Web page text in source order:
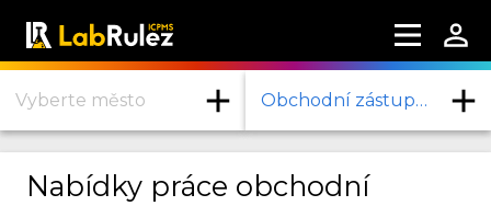
Vyberte město Obchodní zástupce
Nabídky práce obchodní